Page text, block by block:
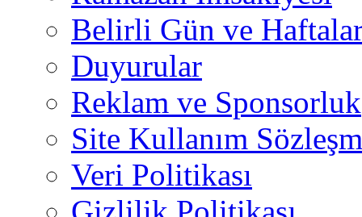
Belirli Gün ve
Duyurular
Reklam ve Sponsorluk
Site Kullanım
Veri Politikası